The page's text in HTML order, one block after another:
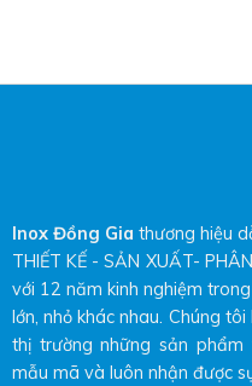
Inox Đồng Gia thương hiệu
THIẾT KẾ - SẢN XUẤT-
với 12 năm kinh nghiệm
lớn, nhỏ khác nhau. Chúng
thị trường những sản
mẫu mã và luôn nhận được